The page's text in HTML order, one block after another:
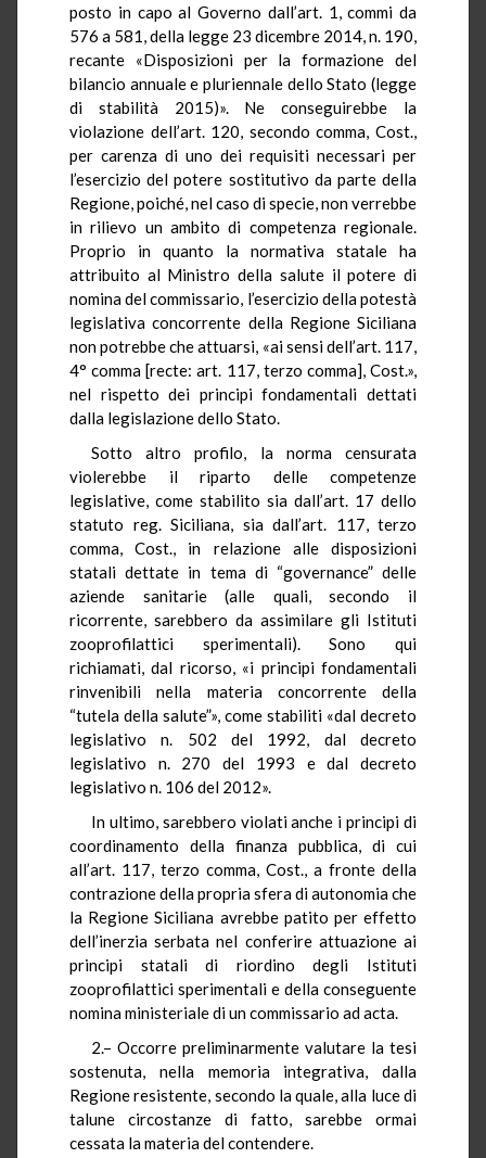
posto in capo al Governo dall’art. 1, commi da
576 a 581, della legge 23 dicembre 2014, n. 190,
recante «Disposizioni per la formazione del
bilancio annuale e pluriennale dello Stato (legge
di stabilità 2015)». Ne conseguirebbe la
violazione dell’art. 120, secondo comma, Cost.,
per carenza di uno dei requisiti necessari per
l’esercizio del potere sostitutivo da parte della
Regione, poiché, nel caso di specie, non verrebbe
in rilievo un ambito di competenza regionale.
Proprio in quanto la normativa statale ha
attribuito al Ministro della salute il potere di
nomina del commissario, l’esercizio della potestà
legislativa concorrente della Regione Siciliana
non potrebbe che attuarsi, «ai sensi dell’art. 117,
4° comma [recte: art. 117, terzo comma], Cost.»,
nel rispetto dei principi fondamentali dettati
dalla legislazione dello Stato.
Sotto altro profilo, la norma censurata
violerebbe il riparto delle competenze
legislative, come stabilito sia dall’art. 17 dello
statuto reg. Siciliana, sia dall’art. 117, terzo
comma, Cost., in relazione alle disposizioni
statali dettate in tema di “governance” delle
aziende sanitarie (alle quali, secondo il
ricorrente, sarebbero da assimilare gli Istituti
zooprofilattici sperimentali). Sono qui
richiamati, dal ricorso, «i principi fondamentali
rinvenibili nella materia concorrente della
“tutela della salute”», come stabiliti «dal decreto
legislativo n. 502 del 1992, dal decreto
legislativo n. 270 del 1993 e dal decreto
legislativo n. 106 del 2012».
In ultimo, sarebbero violati anche i principi di
coordinamento della finanza pubblica, di cui
all’art. 117, terzo comma, Cost., a fronte della
contrazione della propria sfera di autonomia che
la Regione Siciliana avrebbe patito per effetto
dell’inerzia serbata nel conferire attuazione ai
principi statali di riordino degli Istituti
zooprofilattici sperimentali e della conseguente
nomina ministeriale di un commissario ad acta.
2.– Occorre preliminarmente valutare la tesi
sostenuta, nella memoria integrativa, dalla
Regione resistente, secondo la quale, alla luce di
talune circostanze di fatto, sarebbe ormai
cessata la materia del contendere.